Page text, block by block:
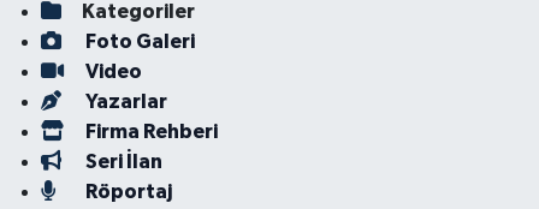
Kategoriler
Foto Galeri
Video
Yazarlar
Firma Rehberi
Seri İlan
Röportaj